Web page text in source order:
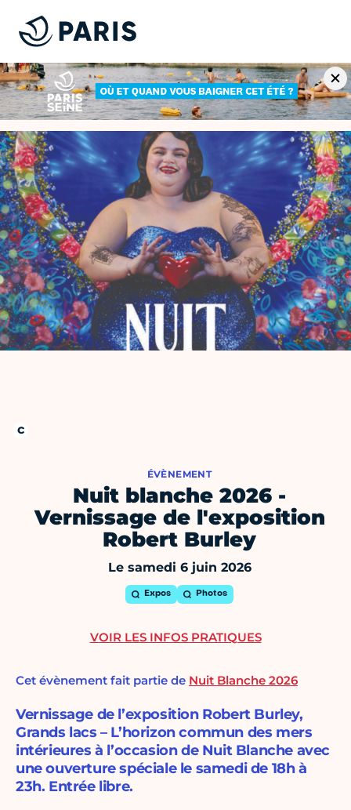
ÉVÈNEMENT
Nuit blanche 2026 -
Vernissage de l'exposition
Robert Burley
Le samedi 6 juin 2026
Expos Photos
Cet évènement fait partie de Nuit Blanche 2026
Vernissage de l’exposition Robert Burley,
Grands lacs – L’horizon commun des mers
intérieures à l’occasion de Nuit Blanche avec
une ouverture spéciale le samedi de 18h à
23h. Entrée libre.
VOIR LES INFOS PRATIQUES